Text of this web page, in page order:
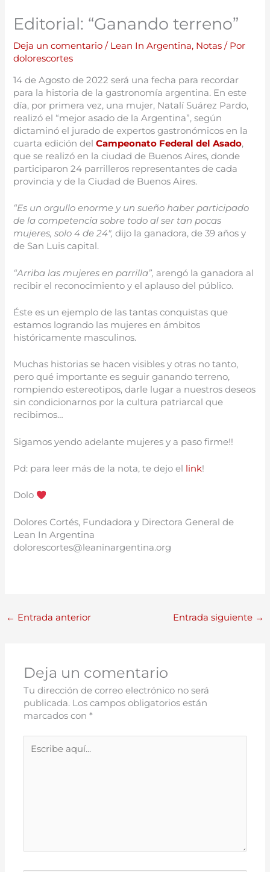
Editorial: “Ganando terreno”
Deja un comentario / Lean In Argentina, Notas / Por
dolorescortes
14 de Agosto de 2022 será una fecha para recordar
para la historia de la gastronomía argentina. En este
día, por primera vez, una mujer, Natalí Suárez Pardo,
realizó el “mejor asado de la Argentina”, según
dictaminó el jurado de expertos gastronómicos en la
cuarta edición delCampeonato Federal del Asado,
que se realizó en la ciudad de Buenos Aires, donde
participaron 24 parrilleros representantes de cada
provincia y de la Ciudad de Buenos Aires.
“Es un orgullo enorme y un sueño haber participado
de la competencia sobre todo al ser tan pocas
mujeres, solo 4 de 24″, dijo la ganadora, de 39 años y
de San Luis capital.
“Arriba las mujeres en parrilla”, arengó la ganadora al
recibir el reconocimiento y el aplauso del público.
Éste es un ejemplo de las tantas conquistas que
estamos logrando las mujeres en ámbitos
históricamente masculinos.
Muchas historias se hacen visibles y otras no tanto,
pero qué importante es seguir ganando terreno,
rompiendo estereotipos, darle lugar a nuestros deseos
sin condicionarnos por la cultura patriarcal que
recibimos…
Sigamos yendo adelante mujeres y a paso firme!!
Pd: para leer más de la nota, te dejo el link!
Dolo
Dolores Cortés, Fundadora y Directora General de
Lean In Argentina
dolorescortes@leaninargentina.org
← Entrada anterior Entrada siguiente →
Deja un comentario
Tu dirección de correo electrónico no será
publicada. Los campos obligatorios están
marcados con*
aquí...